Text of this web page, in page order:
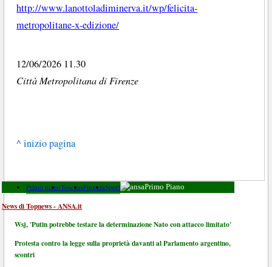
http://www.lanottoladiminerva.it/wp/felicita-
metropolitane-x-edizione/
12/06/2026 11.30
Città Metropolitana di Firenze
^ inizio pagina
Primo pianoToscanaFinanzaSport Primo Piano
News di Topnews - ANSA.it
Wsj, 'Putin potrebbe testare la determinazione Nato con attacco limitato'
Protesta contro la legge sulla proprietà davanti al Parlamento argentino,
scontri